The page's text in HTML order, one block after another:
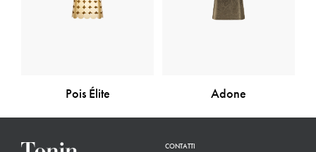
Pois Élite Adone
CONTATTI